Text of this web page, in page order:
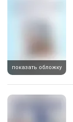
показать обложку